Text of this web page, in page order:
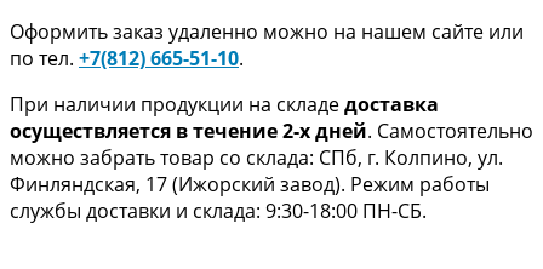
Оформить заказ удаленно можно на нашем сайте или
по тел. +7(812) 665-51-10.
При наличии продукции на складедоставка
осуществляется в течение 2-х дней. Самостоятельно
можно забрать товар со склада: СПб, г. Колпино, ул.
Финляндская, 17 (Ижорский завод). Режим работы
службы доставки и склада: 9:30-18:00 ПН-СБ.